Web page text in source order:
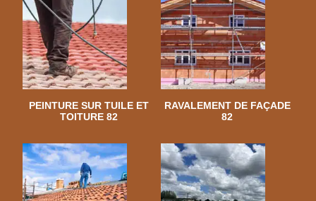
PEINTURE SUR TUILE ET
TOITURE 82
RAVALEMENT DE FAÇADE
82